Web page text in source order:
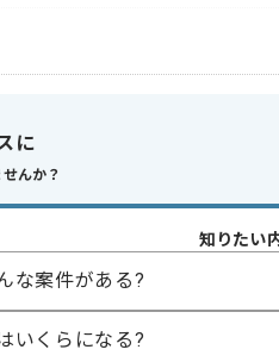
細設計から1機能を1人で製造した
スキル
を用いた実務経験
売管理の知見
ルに不安がある方へ
に
んか？
知りたい
な案件がある?
いくらになる?